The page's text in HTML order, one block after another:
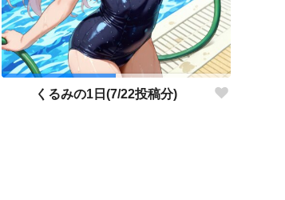
くるみの1日(7/22投稿分)